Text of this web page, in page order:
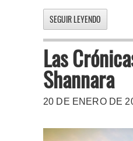
SEGUIR LEYENDO
Las
Shannara
20 DE ENERO DE